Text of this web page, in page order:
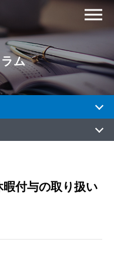
ム
付与の取り扱い